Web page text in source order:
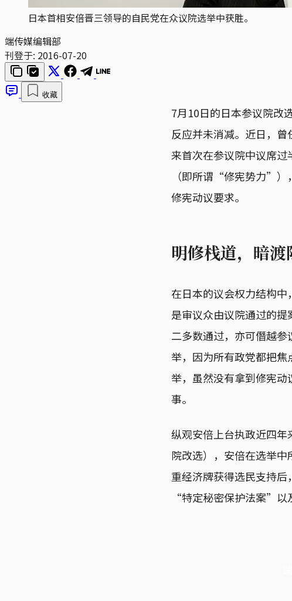
日本首相安倍晋三领导的自民党在众议院选举中获胜。
端传媒编辑部
刊登于: 2016-07-20
收藏
7月10日的日本参议院改
反应并未消减。近日，
来首次在参议院中议席
（即所谓“修宪势力”）
修宪动议要求。
明修栈道，暗渡
在日本的议会权力结构
是审议众由议院通过的
二多数通过，亦可僭越
举，因为所有政党都把
举，虽然没有拿到修宪
事。
纵观安倍上台执政近四
院改选），安倍在选举
重经济牌获得选民支持
“特定秘密保护法案”以